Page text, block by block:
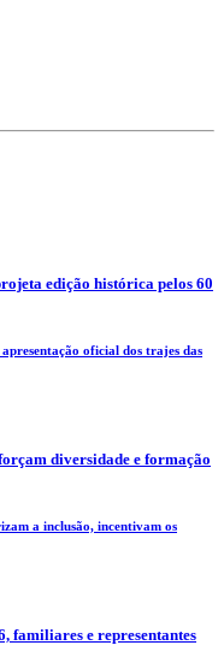
edição histórica pelos 60
oficial dos trajes das
diversidade e formação
a inclusão, incentivam os
familiares e representantes